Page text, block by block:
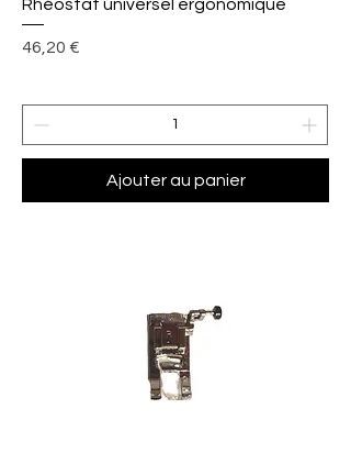
Rhéostat universel ergonomique
Prix
46,20 €
Ajouter au panier